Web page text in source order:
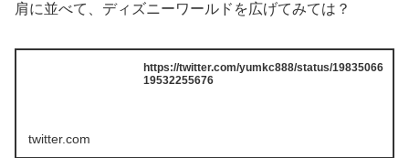
肩に並べて、ディズニーワールドを広げてみては？
https://twitter.com/yumkc888/status/19835066
19532255676
twitter.com